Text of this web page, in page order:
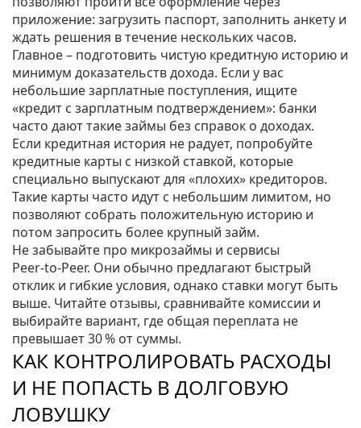
приложение: загрузить паспорт, заполнить анкету и
ждать решения в течение нескольких часов.
Главное – подготовить чистую кредитную историю и
минимум доказательств дохода. Если у вас
небольшие зарплатные поступления, ищите
«кредит с зарплатным подтверждением»: банки
часто дают такие займы без справок о доходах.
Если кредитная история не радует, попробуйте
кредитные карты с низкой ставкой, которые
специально выпускают для «плохих» кредиторов.
Такие карты часто идут с небольшим лимитом, но
позволяют собрать положительную историю и
потом запросить более крупный займ.
Не забывайте про микрозаймы и сервисы
Peer‑to‑Peer. Они обычно предлагают быстрый
отклик и гибкие условия, однако ставки могут быть
выше. Читайте отзывы, сравнивайте комиссии и
выбирайте вариант, где общая переплата не
превышает 30 % от суммы.
КАК КОНТРОЛИРОВАТЬ РАСХОДЫ
И НЕ ПОПАСТЬ В ДОЛГОВУЮ
ЛОВУШКУ